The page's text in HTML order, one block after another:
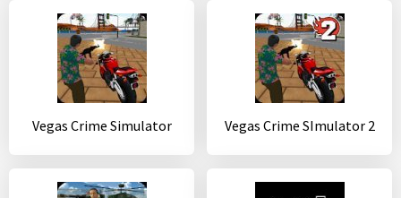
Vegas Crime Simulator Vegas Crime SImulator 2